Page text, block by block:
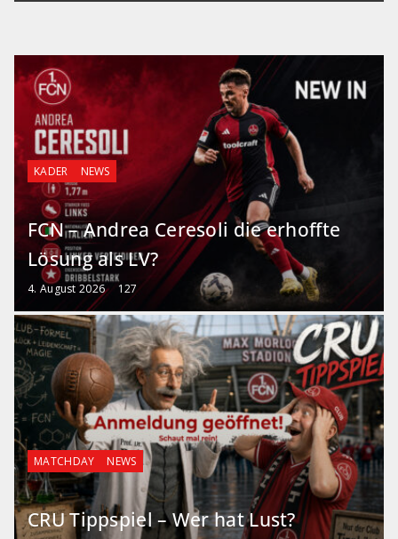
KADER NEWS
FCN – Andrea Ceresoli die erhoffte
Lösung als LV?
4. August 2026 127
MATCHDAY NEWS
CRU Tippspiel – Wer hat Lust?